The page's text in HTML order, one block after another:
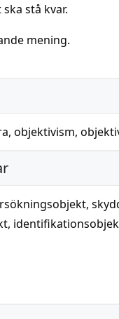
stå kvar.
mening.
, objektivism,
,
,